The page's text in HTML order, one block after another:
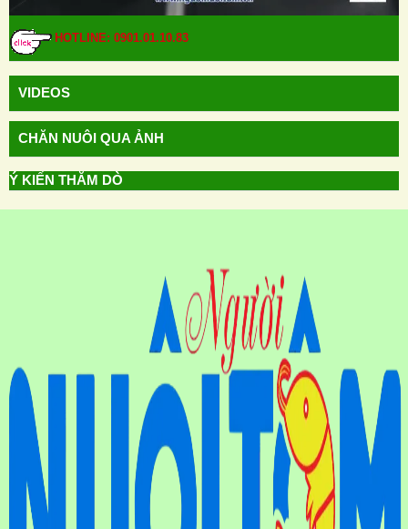
HOTLINE: 0901.01.10.83
VIDEOS
CHĂN NUÔI QUA ẢNH
Ý KIẾN THĂM DÒ